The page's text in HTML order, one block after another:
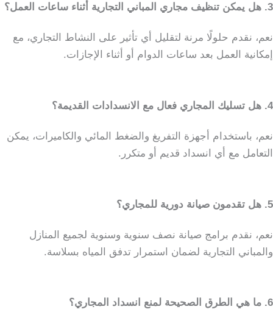
3. هل يمكن تنظيف مجاري المباني التجارية أثناء ساعات العمل؟
نعم، نقدم حلولًا مرنة لتقليل أي تأثير على النشاط التجاري، مع
إمكانية العمل بعد ساعات الدوام أو أثناء الإجازات.
4. هل تسليك المجاري فعال مع الانسدادات القديمة؟
نعم، باستخدام أجهزة التفريغ والضغط المائي والكاميرات، يمكن
التعامل مع أي انسداد قديم أو متكرر.
5. هل تقدمون صيانة دورية للمجاري؟
نعم، نقدم برامج صيانة نصف سنوية وسنوية لجميع المنازل
والمباني التجارية لضمان استمرار تدفق المياه بسلاسة.
6. ما هي الطرق الصحيحة لمنع انسداد المجاري؟